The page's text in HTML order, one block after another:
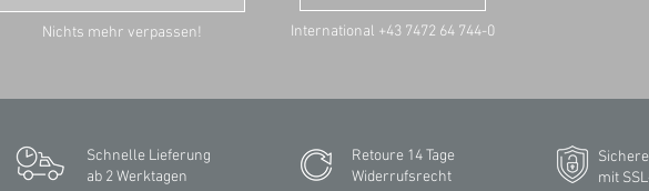
Nichts mehr verpassen! International +43 7472 64 744-0
Schnelle Lieferung
ab 2 Werktagen
Retoure 14 Tage
Widerrufsrecht
mit